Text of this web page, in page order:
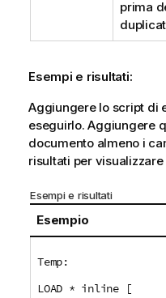
prima
Esempi e risultati:
Aggiungere lo script di
eseguirlo. Aggiungere
documento almeno i
risultati per
Esempi e risultati
Esempio
Temp:
LOAD * inline [